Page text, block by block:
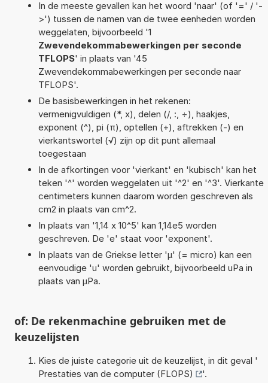
In de meeste gevallen kan het woord 'naar' (of '=' / '-
>') tussen de namen van de twee eenheden worden
weggelaten, bijvoorbeeld '1
Zwevendekommabewerkingen per seconde
TFLOPS' in plaats van '45
Zwevendekommabewerkingen per seconde naar
TFLOPS'.
De basisbewerkingen in het rekenen:
vermenigvuldigen (*, x), delen (/, :, ÷), haakjes,
exponent (^), pi (π), optellen (+), aftrekken (-) en
vierkantswortel (√) zijn op dit punt allemaal
toegestaan
In de afkortingen voor 'vierkant' en 'kubisch' kan het
teken '^' worden weggelaten uit '^2' en '^3'. Vierkante
centimeters kunnen daarom worden geschreven als
cm2 in plaats van cm^2.
In plaats van '1,14 x 10^5' kan 1,14e5 worden
geschreven. De 'e' staat voor 'exponent'.
In plaats van de Griekse letter 'µ' (= micro) kan een
eenvoudige 'u' worden gebruikt, bijvoorbeeld uPa in
plaats van µPa.
of: De rekenmachine gebruiken met de
keuzelijsten
Kies de juiste categorie uit de keuzelijst, in dit geval '
Prestaties van de computer (FLOPS)
'.